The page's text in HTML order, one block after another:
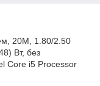
20M, 1.80/2.50
Вт, без
Core i5 Processor